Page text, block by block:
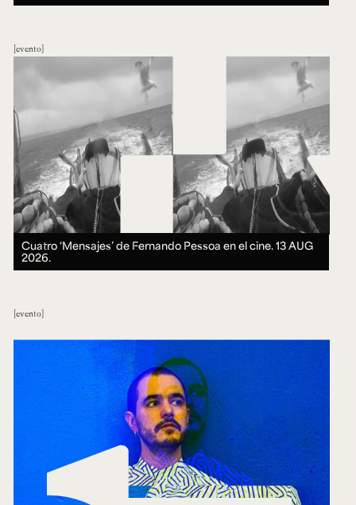
evento
Cuatro ‘Mensajes’ de Fernando Pessoa en el cine.13 AUG
2026.
evento